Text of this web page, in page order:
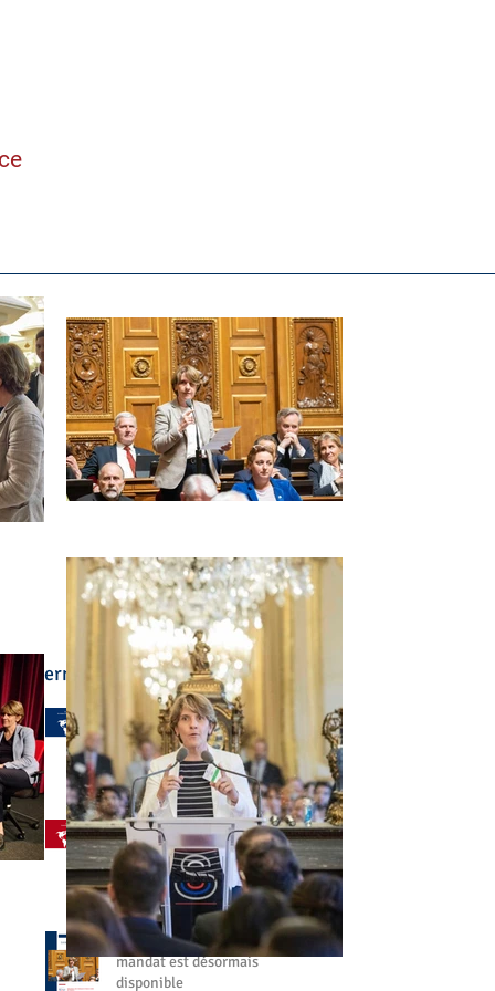
Derniers articles :
🌍 L'enseignement
français à l'étranger a été
au cœur de mon
engagement
il y a 4 jours
🤝 Aller à votre rencontre,
partout dans le monde
📘 Mon bilan de fin de
mandat est désormais
disponible